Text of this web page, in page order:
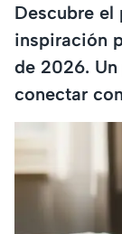
Descubre el
inspiración
de 2026.
conectar